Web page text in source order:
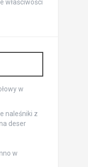
właściwości
w
naleśniki z
deser
w